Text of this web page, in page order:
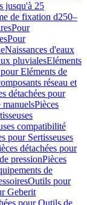
jusqu'à 25
de fixation d250–
Pour
Pour
Naissances d'eaux
pluvialesEléments
Eléments de
réseau et
détachées pour
manuelsPièces
compatibilité
pour Sertisseuses
détachées pour
pressionPièces
de
Outils pour
Geberit
pour Outils de